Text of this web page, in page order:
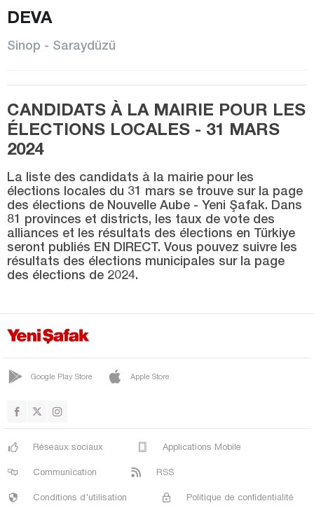
SARAYDÜZÜ
Şırnak
Sivas
Tekirdağ
Trabzon
Tunceli
Uşak
Van
Yalova
Zonguldak
DEVA
Sinop - Saraydüzü
CANDIDATS À LA MAIRIE POUR LES
ÉLECTIONS LOCALES - 31 MARS
2024
La liste des candidats à la mairie pour les
élections locales du 31 mars se trouve sur la page
des élections de Nouvelle Aube - Yeni Şafak. Dans
81 provinces et districts, les taux de vote des
alliances et les résultats des élections en Türkiye
seront publiés EN DIRECT. Vous pouvez suivre les
résultats des élections municipales sur la page
des élections de 2024.
Google Play Store Apple Store
Réseaux sociaux Applications Mobile
Communication RSS
Conditions d'utilisation Politique de confidentialité